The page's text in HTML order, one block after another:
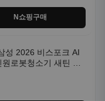
N쇼핑구매
성 2026 비스포크 AI
로봇청소기 새틴 차